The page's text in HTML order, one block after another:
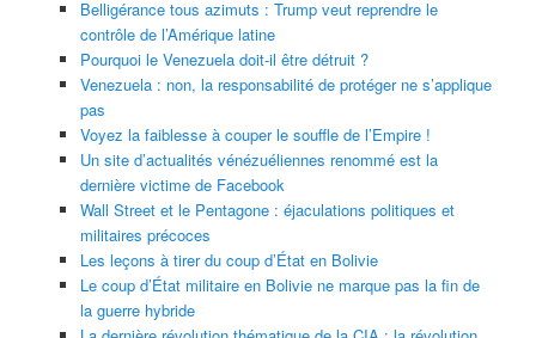
Belligérance tous azimuts : Trump veut reprendre le
contrôle de l’Amérique latine
Pourquoi le Venezuela doit-il être détruit ?
Venezuela : non, la responsabilité de protéger ne s’applique
pas
Voyez la faiblesse à couper le souffle de l’Empire !
Un site d’actualités vénézuéliennes renommé est la
dernière victime de Facebook
Wall Street et le Pentagone : éjaculations politiques et
militaires précoces
Les leçons à tirer du coup d’État en Bolivie
Le coup d’État militaire en Bolivie ne marque pas la fin de
la guerre hybride